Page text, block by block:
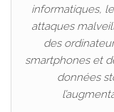
informatiques,
attaques
des
smartphones et
données